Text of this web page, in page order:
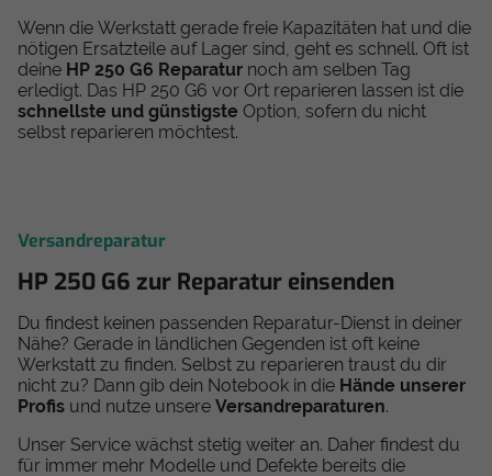
Wenn die Werkstatt gerade freie Kapazitäten hat und die
nötigen Ersatzteile auf Lager sind, geht es schnell. Oft ist
deine HP 250 G6 Reparatur noch am selben Tag
erledigt. Das HP 250 G6 vor Ort reparieren lassen ist die
schnellste und günstigste Option, sofern du nicht
selbst reparieren möchtest.
Versandreparatur
HP 250 G6 zur Reparatur einsenden
Du findest keinen passenden Reparatur-Dienst in deiner
Nähe? Gerade in ländlichen Gegenden ist oft keine
Werkstatt zu finden. Selbst zu reparieren traust du dir
nicht zu? Dann gib dein Notebook in die Hände unserer
Profis und nutze unsere Versandreparaturen.
Unser Service wächst stetig weiter an. Daher findest du
für immer mehr Modelle und Defekte bereits die